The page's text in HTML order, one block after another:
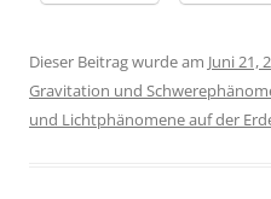
Dieser Beitrag wurde am Juni 21,
Gravitation und
und Lichtphänomene auf der